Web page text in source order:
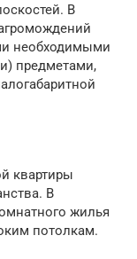
В
необходимыми
предметами,
квартиры
В
жилья
потолкам.